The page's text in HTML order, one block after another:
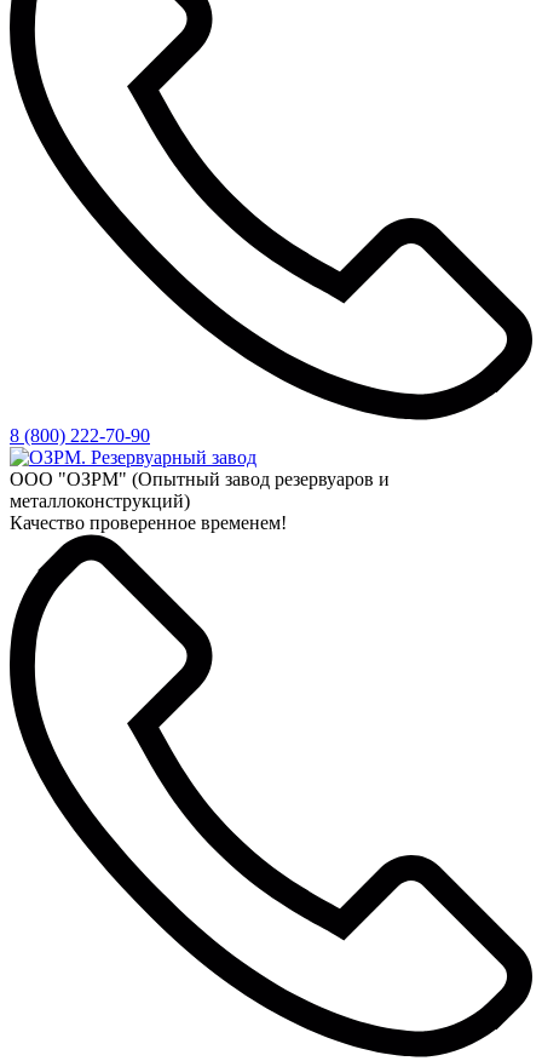
8 (800) 222-70-90
ООО "ОЗРМ" (Опытный завод резервуаров и
металлоконструкций)
Качество проверенное временем!